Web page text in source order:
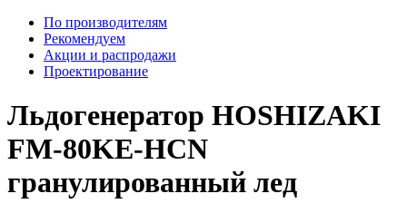
По производителям
Рекомендуем
Акции и распродажи
Проектирование
Льдогенератор HOSHIZAKI
FM-80KE-HCN
гранулированный лед